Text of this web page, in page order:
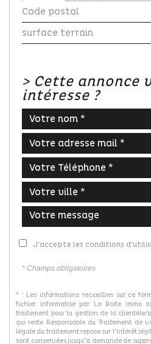
Code postal
surface terrain
> Cette annonce
intéresse ?
J'accepte les conditions
* Champs obligatoires
* : Les informations recueillies sur ce
fichier informatisé par La Boite Immo
traitement pour la gestion de la clientèle/
qui reste Responsable du Traitement de
légale du traitement repose sur l'intérêt
sont conservées jusqu'à demande de